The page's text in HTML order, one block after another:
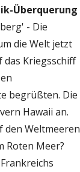
Überquerung
- Die
die Welt jetzt
das Kriegsschiff
begrüßten. Die
Hawaii an.
den Weltmeeren
Roten Meer?